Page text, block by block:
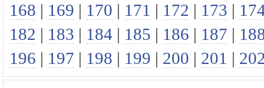
168 | 169 | 170 | 171 | 172 | 173 |
182 | 183 | 184 | 185 | 186 | 187 |
196 | 197 | 198 | 199 | 200 | 201 |